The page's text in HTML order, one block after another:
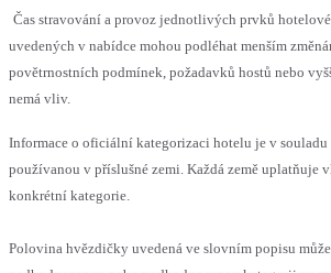
Čas stravování a provoz jednotlivých prvků
uvedených v nabídce mohou podléhat menším
povětrnostních podmínek, požadavků hostů nebo
nemá vliv.
Informace o oficiální kategorizaci hotelu je v souladu
používanou v příslušné zemi. Každá země uplatňuje
konkrétní kategorie.
Polovina hvězdičky uvedená ve slovním popisu